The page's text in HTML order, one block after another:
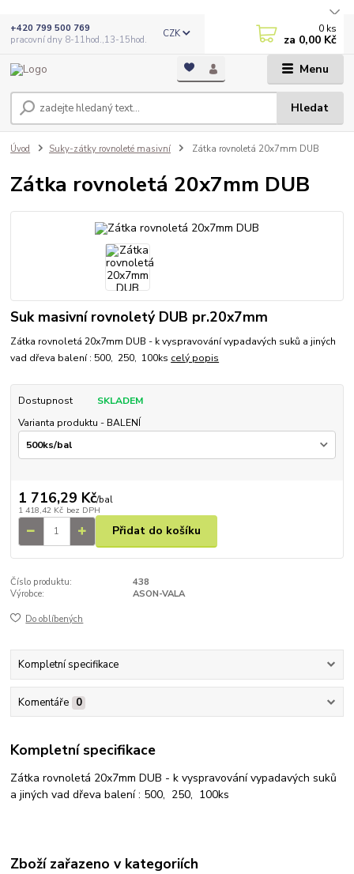
Menu
CZK
Hledat
+420 799 500 769
pracovní dny 8-11hod.,13-15hod.
0 ks
za 0,00 Kč
Úvod Suky-zátky rovnoleté masivní Zátka rovnoletá 20x7mm DUB
Zátka rovnoletá 20x7mm DUB
Suk masivní rovnoletý DUB pr.20x7mm
Zátka rovnoletá 20x7mm DUB - k vyspravování vypadavých suků a jiných
vad dřeva balení : 500, 250, 100ks celý popis
Dostupnost
SKLADEM
Varianta produktu - BALENÍ
1 716,29 Kč/bal
1 418,42 Kč bez DPH
Přidat do košíku
Číslo produktu:
438
Výrobce:
ASON-VALA
Do oblíbených
Kompletní specifikace
Komentáře 0
Kompletní specifikace
Zátka rovnoletá 20x7mm DUB - k vyspravování vypadavých suků
a jiných vad dřeva balení : 500, 250, 100ks
Zboží zařazeno v kategoriích